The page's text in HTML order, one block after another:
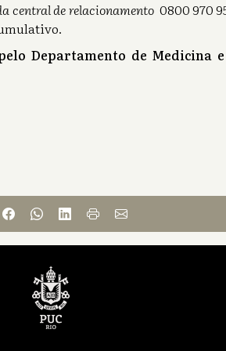
central de relacionamento0800 970
Departamento de Medicina